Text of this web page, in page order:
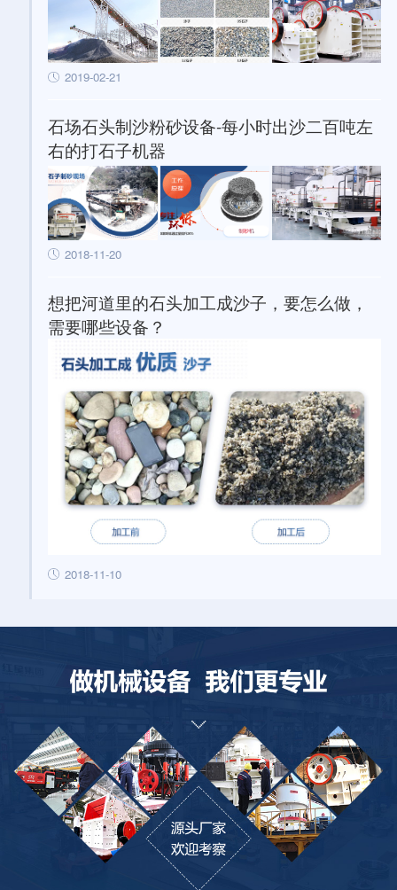
2019-02-21
石场石头制沙粉砂设备-每小时出沙二百吨左
右的打石子机器
2018-11-20
想把河道里的石头加工成沙子，要怎么做，
需要哪些设备？
2018-11-10